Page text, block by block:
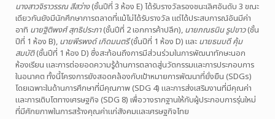
นางสาวจิราวรรณ สีสว่าง(ชั้นปีที่ 3 ห้อง E) ได้รับรางวัลรองชนะเลิศอันดับ 3 ขณะ
เดียวกันยังมีนักศึกษาการตลาดที่แม้ไม่ได้รับรางวัล แต่ได้ประสบการณ์อันมีค่า
อาทิ นายฐิติพงศ์ สุทธิประภา(ชั้นปีที่ 2 เอกการค้าปลีก), นายภณธนิน รูปขาว(ชั้น
ปีที่ 1 ห้อง B), นายพีรพงด์ เกิดมนตรี(ชั้นปีที่ 1 ห้อง D) และ นายธนบดี คุ้ม
สมบัติ(ชั้นปีที่ 1 ห้อง D) ซึ่งสะท้อนถึงการมีส่วนร่วมในการพัฒนาทักษะนอก
ห้องเรียน และการต่อยอดความรู้ด้านการตลาดสู่นวัตกรรมและการประกอบการ
ในอนาคต ทั้งนี้โครงการยังสอดคล้องกับเป้าหมายการพัฒนาที่ยั่งยืน (SDGs)
โดยเฉพาะในด้านการศึกษาที่มีคุณภาพ (SDG 4) และการส่งเสริมงานที่มีคุณค่า
และการเติบโตทางเศรษฐกิจ (SDG 8) เพื่อวางรากฐานให้กับผู้ประกอบการรุ่นใหม่
ที่มีศักยภาพในการสร้างคุณค่าแก่สังคมและเศรษฐกิจไทย